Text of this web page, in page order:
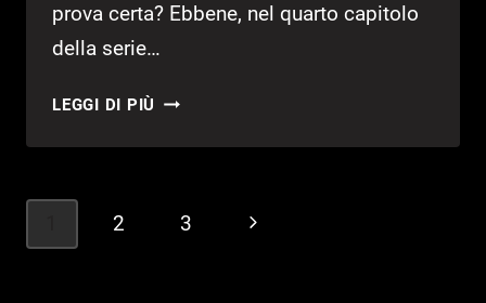
prova certa? Ebbene, nel quarto capitolo
della serie…
LEGGI DI PIÙ COME
IN
Navigazione
2 3
Pagina